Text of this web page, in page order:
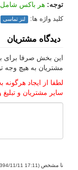
توجه: هر باکس شامل 2 عدد لنز مي باشد
کلید واژه ها: لنز تماسی
دیدگاه مشتریان
این بخش صرفا برای
مشتریان به هیچ وجه
لطفا از ایجاد هرگونه
سایر مشتریان و
نا مشخص (17:11 1394/11/11)